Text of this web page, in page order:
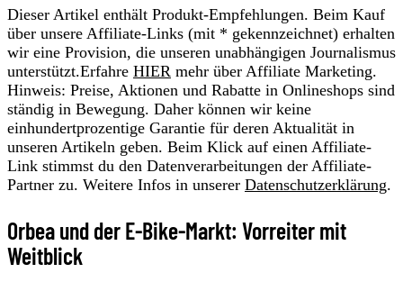
Dieser Artikel enthält Produkt-Empfehlungen. Beim Kauf
über unsere Affiliate-Links (mit * gekennzeichnet) erhalten
wir eine Provision, die unseren unabhängigen Journalismus
unterstützt.Erfahre HIER mehr über Affiliate Marketing.
Hinweis: Preise, Aktionen und Rabatte in Onlineshops sind
ständig in Bewegung. Daher können wir keine
einhundertprozentige Garantie für deren Aktualität in
unseren Artikeln geben. Beim Klick auf einen Affiliate-
Link stimmst du den Datenverarbeitungen der Affiliate-
Partner zu. Weitere Infos in unserer Datenschutzerklärung.
Orbea und der E-Bike-Markt: Vorreiter mit
Weitblick